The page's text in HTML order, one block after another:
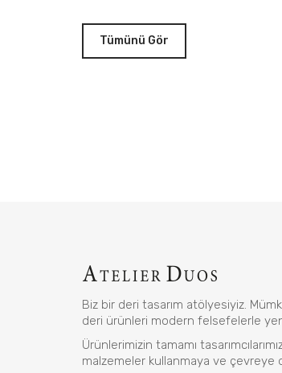
Tümünü Gör
Biz bir deri tasarım atölyesiyiz.
deri ürünleri modern felsefelerle
Ürünlerimizin tamamı
malzemeler kullanmaya ve çevreye